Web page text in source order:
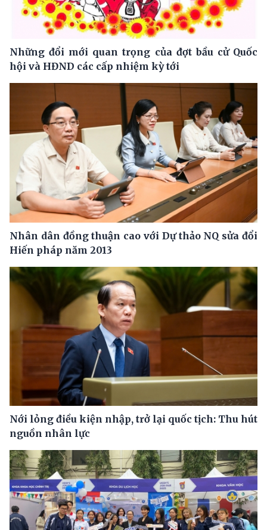
Những đổi mới quan trọng của đợt bầu cử Quốc
hội và HĐND các cấp nhiệm kỳ tới
Nhân dân đồng thuận cao với Dự thảo NQ sửa đổi
Hiến pháp năm 2013
Nới lỏng điều kiện nhập, trở lại quốc tịch: Thu hút
nguồn nhân lực